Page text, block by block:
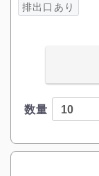
排出口あり
数量